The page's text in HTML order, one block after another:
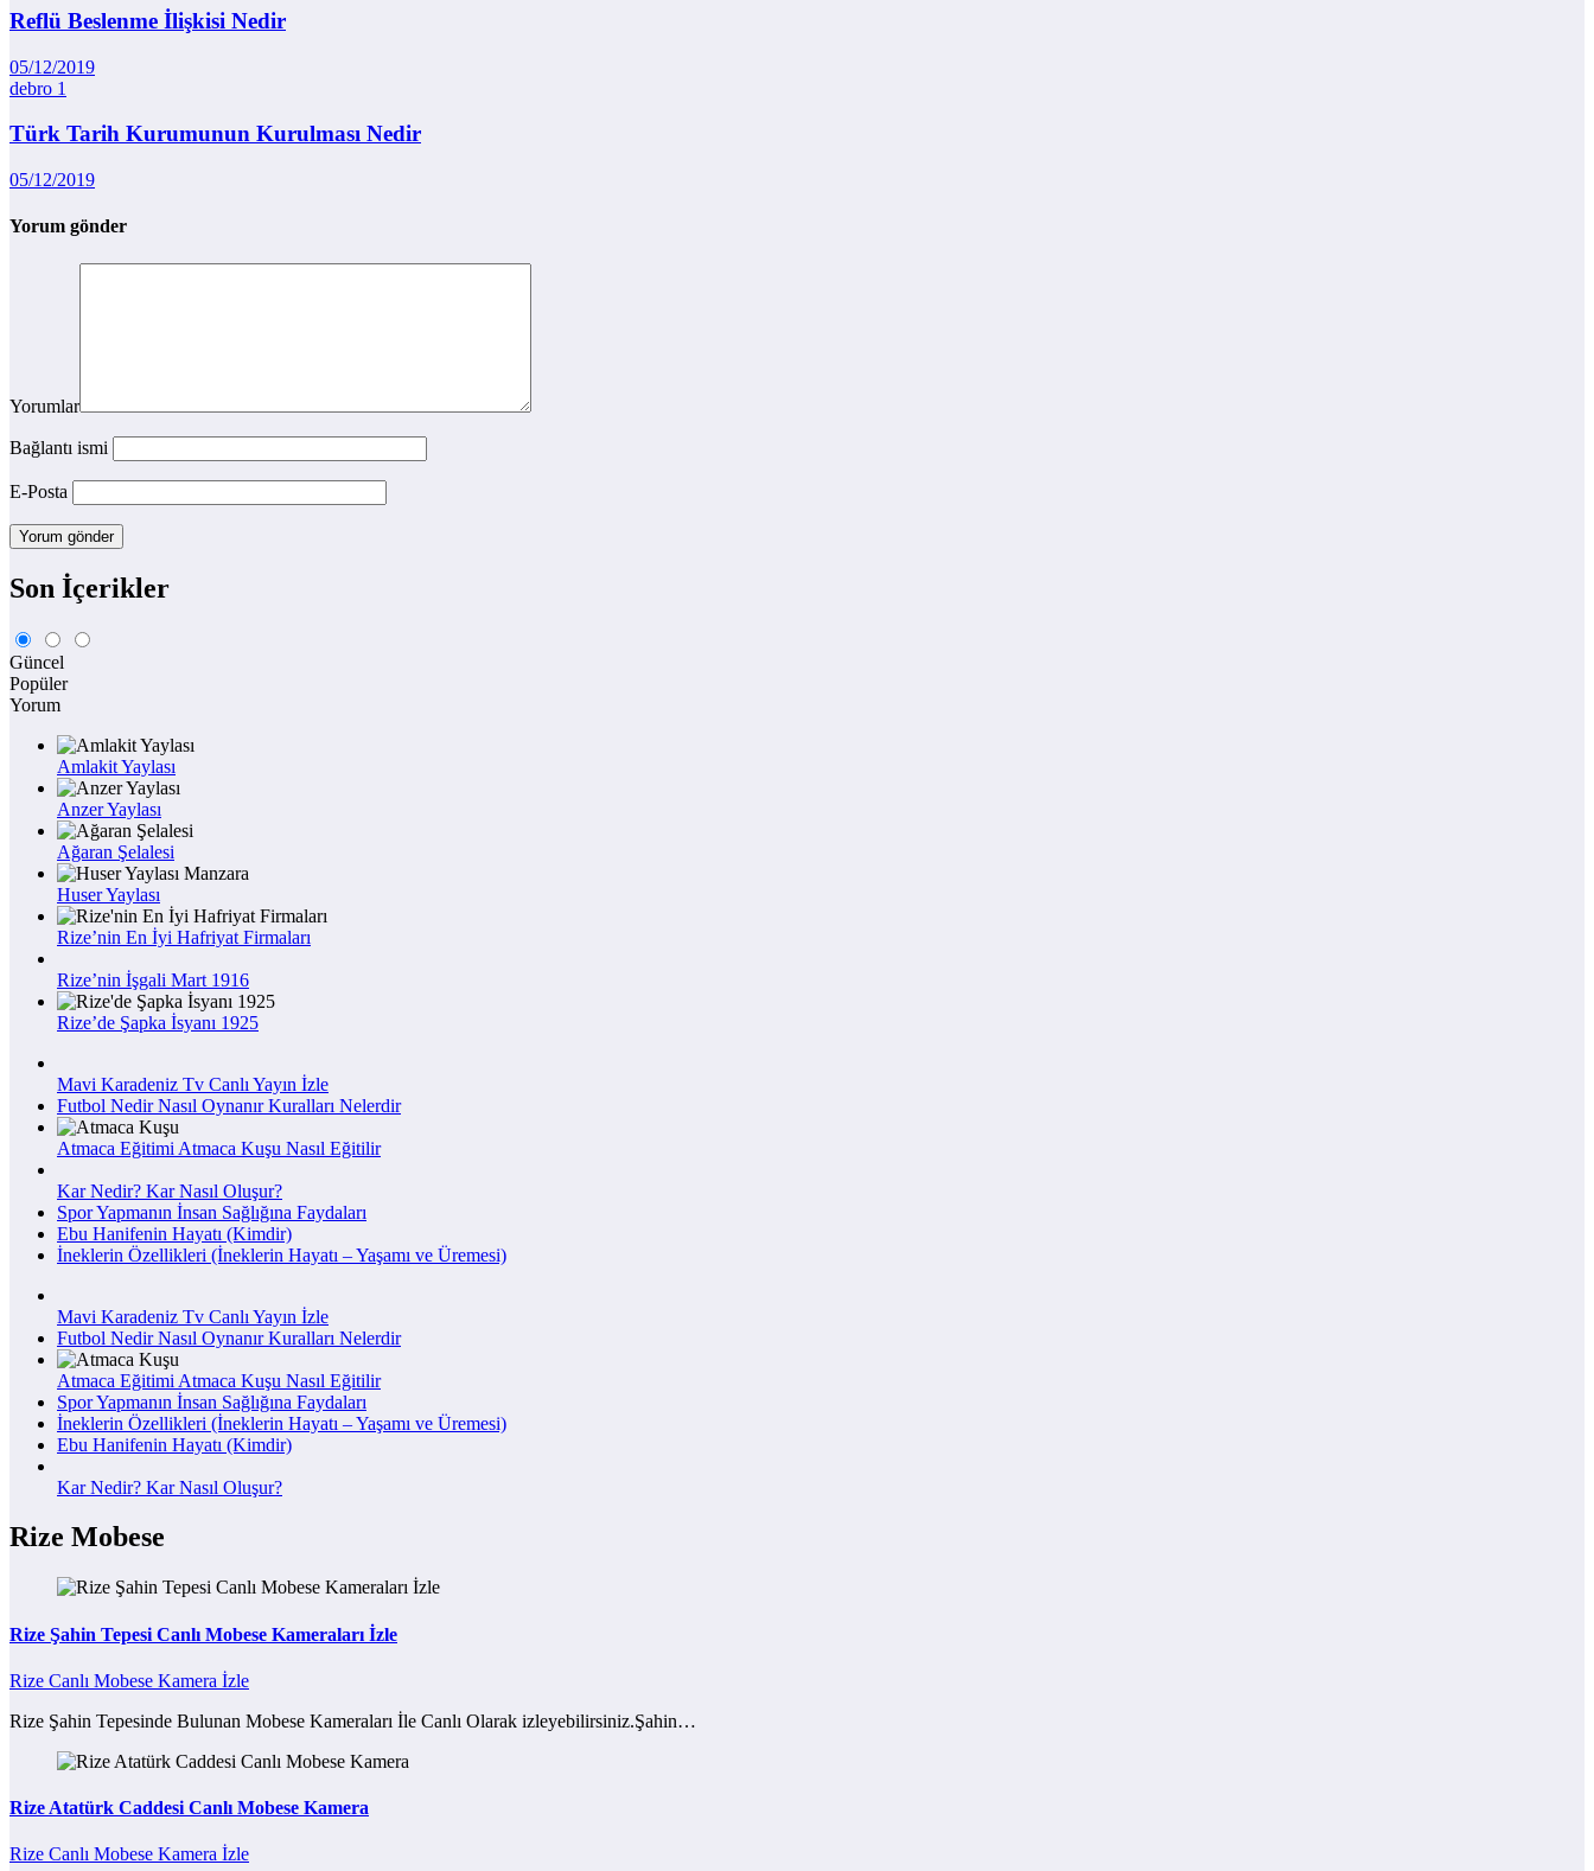
Reflü Beslenme İlişkisi Nedir
05/12/2019
debro 1
Türk Tarih Kurumunun Kurulması Nedir
05/12/2019
Yorum gönder
Yorumlar
Bağlantı ismi
E-Posta
Son İçerikler
Güncel
Popüler
Yorum
Amlakit Yaylası
Anzer Yaylası
Ağaran Şelalesi
Huser Yaylası
Rize’nin En İyi Hafriyat Firmaları
Rize’nin İşgali Mart 1916
Rize’de Şapka İsyanı 1925
Mavi Karadeniz Tv Canlı Yayın İzle
Futbol Nedir Nasıl Oynanır Kuralları Nelerdir
Atmaca Eğitimi Atmaca Kuşu Nasıl Eğitilir
Kar Nedir? Kar Nasıl Oluşur?
Spor Yapmanın İnsan Sağlığına Faydaları
Ebu Hanifenin Hayatı (Kimdir)
İneklerin Özellikleri (İneklerin Hayatı – Yaşamı ve Üremesi)
Mavi Karadeniz Tv Canlı Yayın İzle
Futbol Nedir Nasıl Oynanır Kuralları Nelerdir
Atmaca Eğitimi Atmaca Kuşu Nasıl Eğitilir
Spor Yapmanın İnsan Sağlığına Faydaları
İneklerin Özellikleri (İneklerin Hayatı – Yaşamı ve Üremesi)
Ebu Hanifenin Hayatı (Kimdir)
Kar Nedir? Kar Nasıl Oluşur?
Rize Mobese
Rize Şahin Tepesi Canlı Mobese Kameraları İzle
Rize Canlı Mobese Kamera İzle
Rize Şahin Tepesinde Bulunan Mobese Kameraları İle Canlı Olarak izleyebilirsiniz.Şahin…
Rize Atatürk Caddesi Canlı Mobese Kamera
Rize Canlı Mobese Kamera İzle